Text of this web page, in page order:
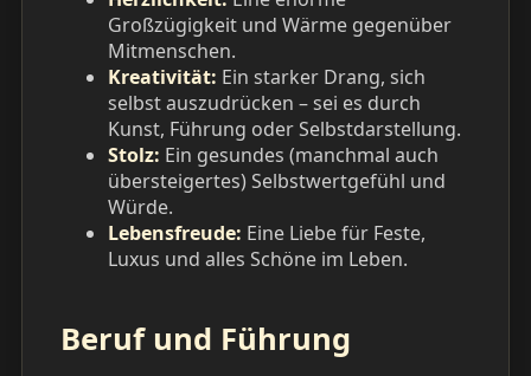
Großzügigkeit und Wärme gegenüber
Mitmenschen.
Kreativität: Ein starker Drang, sich
selbst auszudrücken – sei es durch
Kunst, Führung oder Selbstdarstellung.
Stolz: Ein gesundes (manchmal auch
übersteigertes) Selbstwertgefühl und
Würde.
Lebensfreude: Eine Liebe für Feste,
Luxus und alles Schöne im Leben.
Beruf und Führung